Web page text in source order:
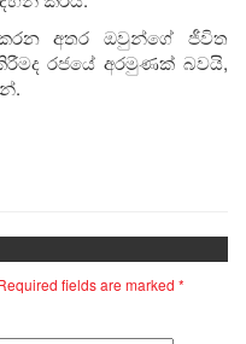
අතර ඔවුන්ගේ ජීවිත
රජයේ අරමුණක් බවයි,
fields are marked *